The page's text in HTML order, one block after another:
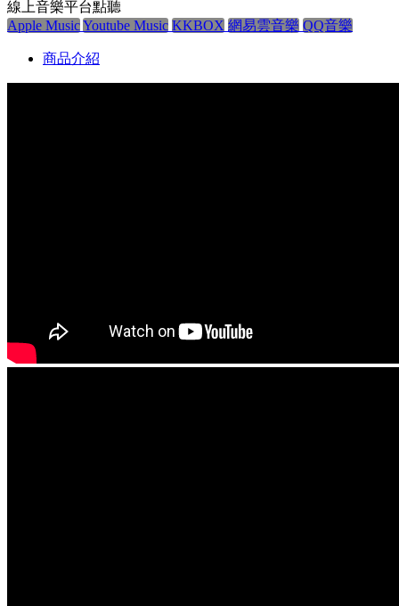
線上音樂平台點聽
Apple MusicYoutube Music KKBOX 網易雲音樂 QQ音樂
商品介紹